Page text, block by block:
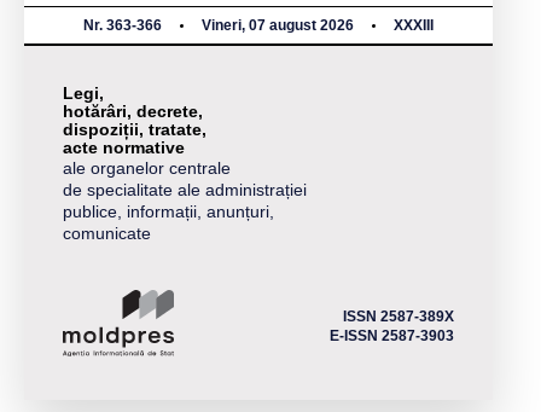
Nr. 363-366 Vineri, 07 august 2026 XXXIII
Legi,
hotărâri, decrete,
dispoziții, tratate,
acte normative
ale organelor centrale
de specialitate ale administrației
publice, informații, anunțuri,
comunicate
ISSN 2587-389X
E-ISSN 2587-3903